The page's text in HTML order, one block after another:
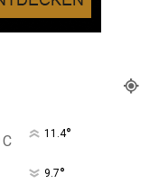
C 11.4°
9.7°